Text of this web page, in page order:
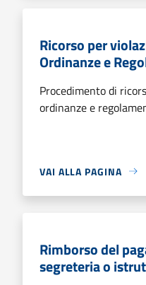
Ricorso per
Ordinanze e
Procedimento di
ordinanze e
VAI ALLA PAGINA
Rimborso del
segreteria o